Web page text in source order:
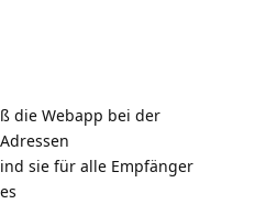
die Webapp bei der
sie für alle Empfänger